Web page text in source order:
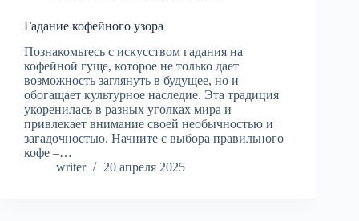
Гадание кофейного узора
Познакомьтесь с искусством гадания на
кофейной гуще, которое не только дает
возможность заглянуть в будущее, но и
обогащает культурное наследие. Эта традиция
укоренилась в разных уголках мира и
привлекает внимание своей необычностью и
загадочностью. Начните с выбора правильного
кофе –…
writer
20 апреля 2025